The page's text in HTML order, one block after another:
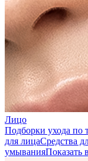
Лицо
Подборки ухода по
для лицаСредства
умыванияПоказать